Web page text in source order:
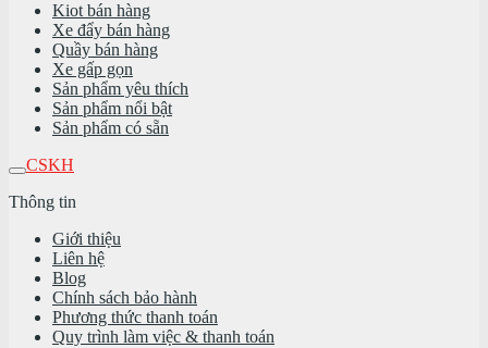
Kiot bán hàng
Xe đẩy bán hàng
Quầy bán hàng
Xe gấp gọn
Sản phẩm yêu thích
Sản phẩm nổi bật
Sản phẩm có sẵn
CSKH
Thông tin
Giới thiệu
Liên hệ
Blog
Chính sách bảo hành
Phương thức thanh toán
Quy trình làm việc & thanh toán